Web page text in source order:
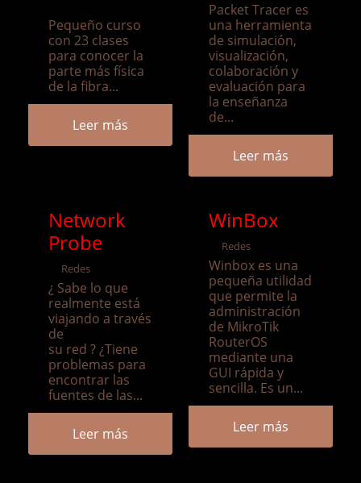
Pequeño curso
con 23 clases
para conocer la
parte más física
de la fibra...
Leer más
Packet Tracer es
una herramienta
de simulación,
visualización,
colaboración y
evaluación para
la enseñanza
de...
Leer más
Network
Probe
Redes
¿ Sabe lo que
realmente está
viajando a través
de
su red ? ¿Tiene
problemas para
encontrar las
fuentes de las...
Leer más
WinBox
Redes
Winbox es una
pequeña utilidad
que permite la
administración
de MikroTik
RouterOS
mediante una
GUI rápida y
sencilla. Es un...
Leer más